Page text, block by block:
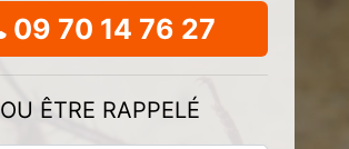
09 70 14 76 27
OU ÊTRE RAPPELÉ